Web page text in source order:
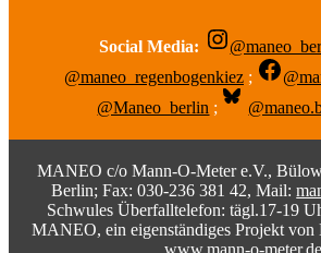
Social Media:
@maneo_regenbogenkiez ;
@Maneo_berlin ;
MANEO c/o Mann-O-Meter e.V.,
Berlin; Fax: 030-236 381 42, Mail:
Schwules Überfalltelefon: tägl.17-19
MANEO, ein eigenständiges Projekt von
www.mann-o-meter.de